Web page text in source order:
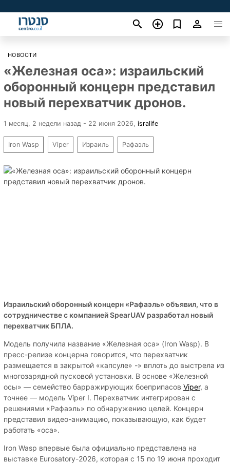
НОВОСТИ
«Железная оса»: израильский
оборонный концерн представил
новый перехватчик дронов.
1 месяц, 2 недели назад - 22 июня 2026 isralife
Iron Wasp Viper Израиль Рафаэль
Израильский оборонный концерн «Рафаэль» объявил, что в
сотрудничестве с компанией SpearUAV разработал новый
перехватчик БПЛА.
Модель получила название «Железная оса» (Iron Wasp). В
пресс-релизе концерна говорится, что перехватчик
размещается в закрытой «капсуле» -» вплоть до выстрела из
многозарядной пусковой установки. В основе «Железной
осы» — семейство барражирующих боеприпасов Viper, а
точнее — модель Viper I. Перехватчик интегрирован с
решениями «Рафаэль» по обнаружению целей. Концерн
представил видео-анимацию, показывающую, как будет
работать «оса».
Iron Wasp впервые была официально представлена на
выставке Eurosatory-2026, которая с 15 по 19 июня проходит